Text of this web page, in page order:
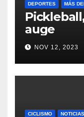
DEPORTES MÁS
auge
NOV 12, 2023
CICLISMO NOTICIAS